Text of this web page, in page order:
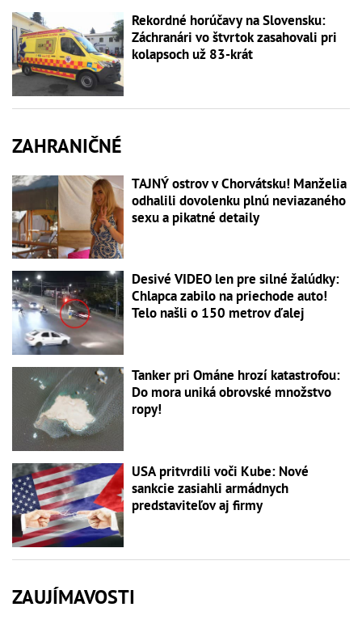
Rekordné horúčavy na Slovensku:
Záchranári vo štvrtok zasahovali pri
kolapsoch už 83-krát
ZAHRANIČNÉ
TAJNÝ ostrov v Chorvátsku! Manželia
odhalili dovolenku plnú neviazaného
sexu a pikatné detaily
Desivé VIDEO len pre silné žalúdky:
Chlapca zabilo na priechode auto!
Telo našli o 150 metrov ďalej
Tanker pri Ománe hrozí katastrofou:
Do mora uniká obrovské množstvo
ropy!
USA pritvrdili voči Kube: Nové
sankcie zasiahli armádnych
predstaviteľov aj firmy
ZAUJÍMAVOSTI